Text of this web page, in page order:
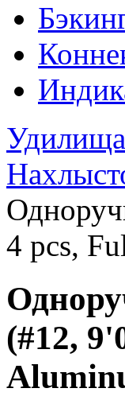
Удилища
4 pcs,
(#12,